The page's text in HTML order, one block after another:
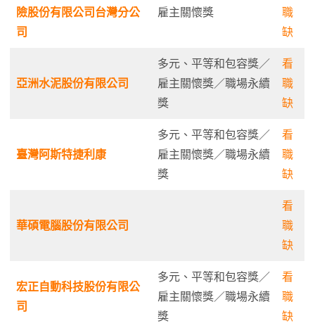
險股份有限公司台灣分公
司
雇主關懷獎
職
缺
亞洲水泥股份有限公司
多元、平等和包容獎／
雇主關懷獎／職場永續
獎
看
職
缺
臺灣阿斯特捷利康
多元、平等和包容獎／
雇主關懷獎／職場永續
獎
看
職
缺
華碩電腦股份有限公司
看
職
缺
宏正自動科技股份有限公
司
多元、平等和包容獎／
雇主關懷獎／職場永續
獎
看
職
缺